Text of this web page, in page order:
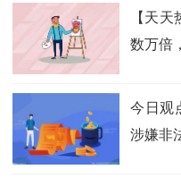
【天
数万倍
今日观
涉嫌非